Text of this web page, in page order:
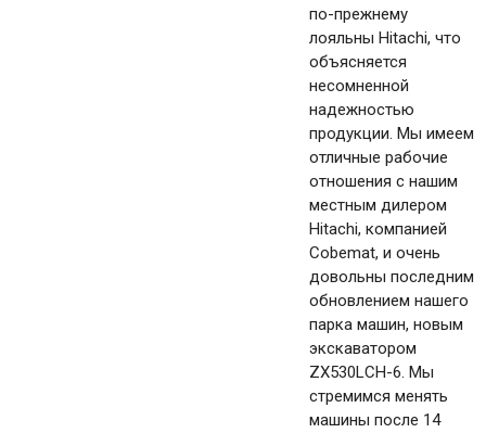
по-прежнему
лояльны Hitachi, что
объясняется
несомненной
надежностью
продукции. Мы имеем
отличные рабочие
отношения с нашим
местным дилером
Hitachi, компанией
Cobemat, и очень
довольны последним
обновлением нашего
парка машин, новым
экскаватором
ZX530LCH-6. Мы
стремимся менять
машины после 14